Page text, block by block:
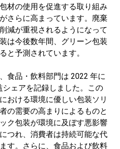
材の使用を促進する取り組み
さらに高まっています。廃棄
減が重視されるようになって
は今後数年間、グリーン包装
と予測されています。
食品・飲料部門は 2022 年に
シェアを記録しました。この
おける環境に優しい包装ソリ
の需要の高まりによるものと
ク包装が環境に及ぼす悪影響
つれ、消費者は持続可能な代
す。さらに、食品および飲料